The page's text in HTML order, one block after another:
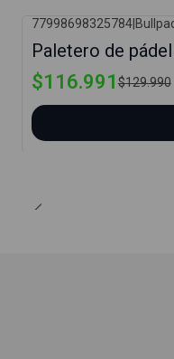
77998698325784|
Paletero de
$116.991$129.990